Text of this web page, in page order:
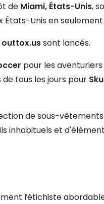
de Miami, États-Unis,
Unis en
outtox.ussont lancés.
pour les
tous les jours pour
de sous-
inhabituels et
fétichiste